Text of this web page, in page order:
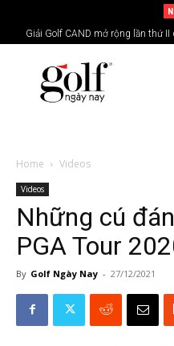
Giải Golf CAND mở rộng lần thứ
nghĩa
Home Videos
Videos
Những cú
PGA Tour
By Golf Ngày Nay - 27/12/2021